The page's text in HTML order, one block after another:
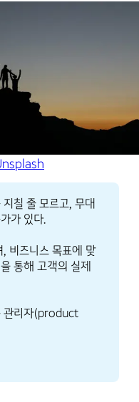
칠 줄 모르고, 무대
가 있다.
비즈니스 목표에 맞
통해 고객의 실제
관리자(product